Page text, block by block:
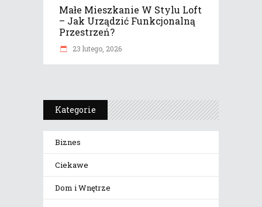
Małe Mieszkanie W Stylu Loft
– Jak Urządzić Funkcjonalną
Przestrzeń?
23 lutego, 2026
Kategorie
Biznes
Ciekawe
Dom i Wnętrze